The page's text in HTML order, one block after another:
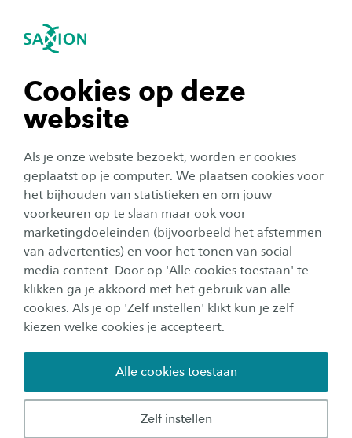
Cookies op deze
website
Als je onze website bezoekt, worden er cookies
geplaatst op je computer. We plaatsen cookies voor
het bijhouden van statistieken en om jouw
voorkeuren op te slaan maar ook voor
marketingdoeleinden (bijvoorbeeld het afstemmen
van advertenties) en voor het tonen van social
media content. Door op 'Alle cookies toestaan' te
klikken ga je akkoord met het gebruik van alle
cookies. Als je op 'Zelf instellen' klikt kun je zelf
kiezen welke cookies je accepteert.
Zelf instellen
Alle cookies toestaan
Navigatie openen
tonen
tonen
tonen
tonen
sluiten
Basisvaardigheden in de
Subnavigatie tonen
Basisvaardigheden in de
landmeetkunde
Wij bieden dit niet meer aan als cursus, maar
hebben mogelijkheden om deze scholing
Incompany aan te bieden. Neem contact met